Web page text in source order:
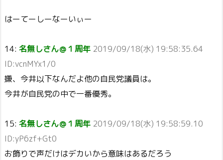
はーてーしーなーいぃー
14: 名無しさん＠１周年 2019/09/18(水) 19:58:35.64
ID:vcnMYx1/0
嫌、今井以下なんだよ他の自民党議員は。
今井が自民党の中で一番優秀。
15: 名無しさん＠１周年 2019/09/18(水) 19:58:59.10
ID:yP6zf+Gt0
お飾りで声だけはデカいから意味はあるだろう